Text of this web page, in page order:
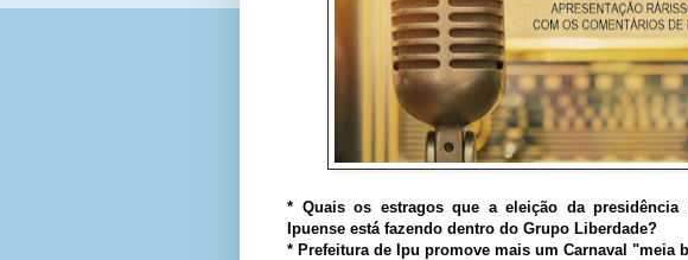
* Quais os estragos que a eleição da presidência
Ipuense está fazendo dentro do Grupo Liberdade?
* Prefeitura de Ipu promove mais um Carnaval "meia